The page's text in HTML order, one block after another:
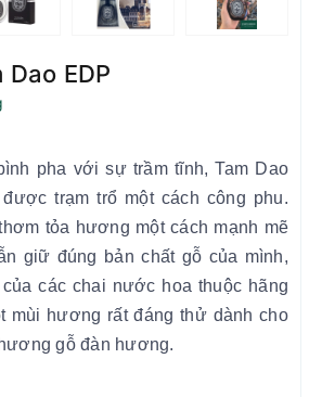
EDP
pha với sự trầm tĩnh, Tam Dao
trạm trổ một cách công phu.
tỏa hương một cách mạnh mẽ
giữ đúng bản chất gỗ của mình,
các chai nước hoa thuộc hãng
mùi hương rất đáng thử dành cho
gỗ đàn hương.